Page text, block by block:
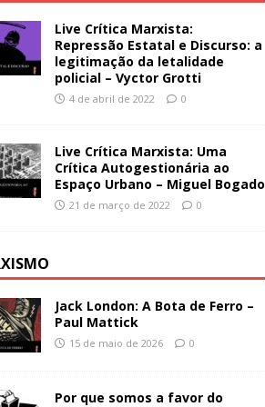
Live Crítica Marxista:
Repressão Estatal e Discurso: a
legitimação da letalidade
policial – Vyctor Grotti
4 de abril de 2022 0
Live Crítica Marxista: Uma
Crítica Autogestionária ao
Espaço Urbano – Miguel Bogado
21 de março de 2022 0
Jack London: A Bota de Ferro –
Paul Mattick
15 de maio de 2026 0
Por que somos a favor do